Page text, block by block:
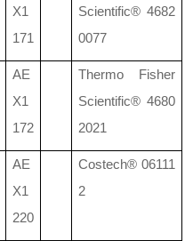
X1
171
Scientific® 4682
0077
AE
X1
172
Thermo Fisher
Scientific® 4680
2021
AE
X1
220
Costech® 06111
2